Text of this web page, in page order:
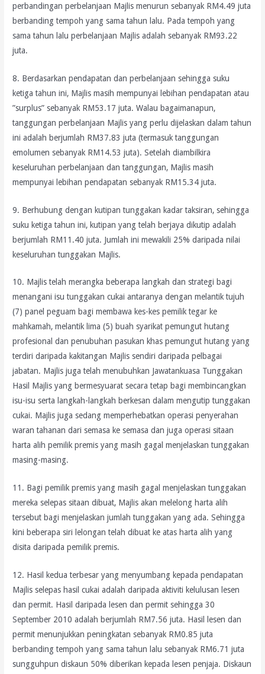
perbandingan perbelanjaan Majlis menurun sebanyak RM4.49 juta
berbanding tempoh yang sama tahun lalu. Pada tempoh yang
sama tahun lalu perbelanjaan Majlis adalah sebanyak RM93.22
juta.
8. Berdasarkan pendapatan dan perbelanjaan sehingga suku
ketiga tahun ini, Majlis masih mempunyai lebihan pendapatan atau
”surplus” sebanyak RM53.17 juta. Walau bagaimanapun,
tanggungan perbelanjaan Majlis yang perlu dijelaskan dalam tahun
ini adalah berjumlah RM37.83 juta (termasuk tanggungan
emolumen sebanyak RM14.53 juta). Setelah diambilkira
keseluruhan perbelanjaan dan tanggungan, Majlis masih
mempunyai lebihan pendapatan sebanyak RM15.34 juta.
9. Berhubung dengan kutipan tunggakan kadar taksiran, sehingga
suku ketiga tahun ini, kutipan yang telah berjaya dikutip adalah
berjumlah RM11.40 juta. Jumlah ini mewakili 25% daripada nilai
keseluruhan tunggakan Majlis.
10. Majlis telah merangka beberapa langkah dan strategi bagi
menangani isu tunggakan cukai antaranya dengan melantik tujuh
(7) panel peguam bagi membawa kes-kes pemilik tegar ke
mahkamah, melantik lima (5) buah syarikat pemungut hutang
profesional dan penubuhan pasukan khas pemungut hutang yang
terdiri daripada kakitangan Majlis sendiri daripada pelbagai
jabatan. Majlis juga telah menubuhkan Jawatankuasa Tunggakan
Hasil Majlis yang bermesyuarat secara tetap bagi membincangkan
isu-isu serta langkah-langkah berkesan dalam mengutip tunggakan
cukai. Majlis juga sedang memperhebatkan operasi penyerahan
waran tahanan dari semasa ke semasa dan juga operasi sitaan
harta alih pemilik premis yang masih gagal menjelaskan tunggakan
masing-masing.
11. Bagi pemilik premis yang masih gagal menjelaskan tunggakan
mereka selepas sitaan dibuat, Majlis akan melelong harta alih
tersebut bagi menjelaskan jumlah tunggakan yang ada. Sehingga
kini beberapa siri lelongan telah dibuat ke atas harta alih yang
disita daripada pemilik premis.
12. Hasil kedua terbesar yang menyumbang kepada pendapatan
Majlis selepas hasil cukai adalah daripada aktiviti kelulusan lesen
dan permit. Hasil daripada lesen dan permit sehingga 30
September 2010 adalah berjumlah RM7.56 juta. Hasil lesen dan
permit menunjukkan peningkatan sebanyak RM0.85 juta
berbanding tempoh yang sama tahun lalu sebanyak RM6.71 juta
sungguhpun diskaun 50% diberikan kepada lesen penjaja. Diskaun